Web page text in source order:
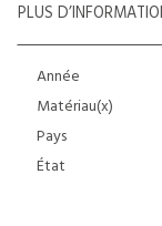
PLUS
Année
Matériau(x)
Pays
État